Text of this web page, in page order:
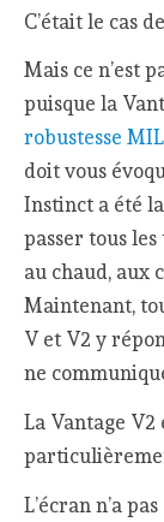
C’était le cas
Mais ce n’est
puisque la
robustesse
doit vous
Instinct a été
passer tous
au chaud, aux
Maintenant,
V et V2 y
ne
La Vantage V2
L’écran n’a